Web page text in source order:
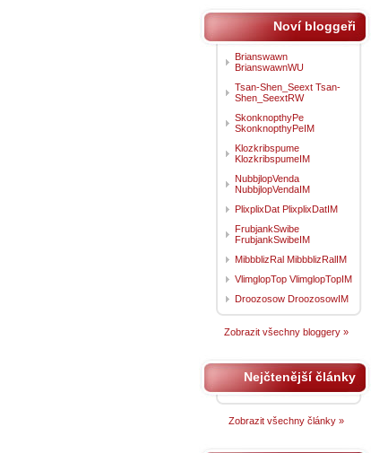
Noví bloggeři
Brianswawn
BrianswawnWU
Tsan-Shen_Seext Tsan-
Shen_SeextRW
SkonknopthyPe
SkonknopthyPeIM
Klozkribspume
KlozkribspumeIM
NubbjlopVenda
NubbjlopVendaIM
PlixplixDat PlixplixDatIM
FrubjankSwibe
FrubjankSwibeIM
MibbblizRal MibbblizRalIM
VlimglopTop VlimglopTopIM
Droozosow DroozosowIM
Zobrazit všechny bloggery »
Nejčtenější články
Zobrazit všechny články »